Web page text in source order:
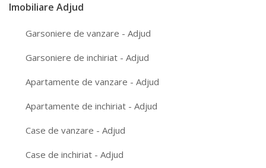
Imobiliare Adjud
Garsoniere de vanzare - Adjud
Garsoniere de inchiriat - Adjud
Apartamente de vanzare - Adjud
Apartamente de inchiriat - Adjud
Case de vanzare - Adjud
Case de inchiriat - Adjud